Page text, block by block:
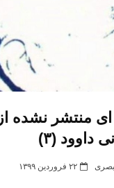
منتشر نشده از
داوود (۳)
۲۲ فروردین ۱۳۹۹